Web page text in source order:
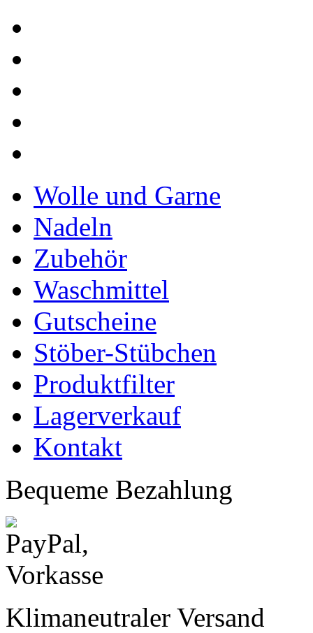
Wolle und Garne
Nadeln
Zubehör
Waschmittel
Gutscheine
Stöber-Stübchen
Produktfilter
Lagerverkauf
Kontakt
Bequeme Bezahlung
Klimaneutraler Versand